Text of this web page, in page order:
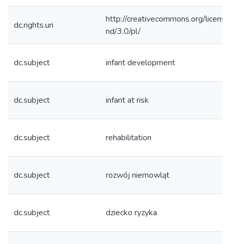
dc.rights.uri
http://creativecommons.org/
nd/3.0/pl/
dc.subject infant development
dc.subject infant at risk
dc.subject rehabilitation
dc.subject rozwój niemowląt
dc.subject dziecko ryzyka